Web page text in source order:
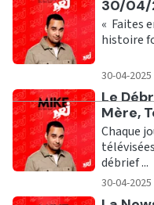
30/04/
« Faites
histoire
30-04-2025
Le
Mère,
Chaque
débrief ...
30-04-2025